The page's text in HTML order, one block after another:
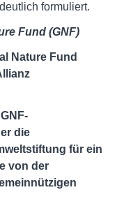
formuliert.
Fund (GNF)
Nature Fund
die
für ein
von der